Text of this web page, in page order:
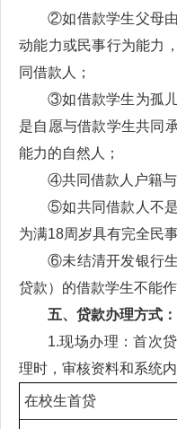
②如借款学生父母
动能力或民事行为能力
同借款人；
③如借款学生为孤
是自愿与借款学生共同
能力的自然人；
④共同借款人户籍与
⑤如共同借款人不
为满18周岁具有完全民
⑥未结清开发银行
贷款）的借款学生不能
五、贷款办理方式
1.现场办理：首次
理时，审核资料和系统
在校生首贷